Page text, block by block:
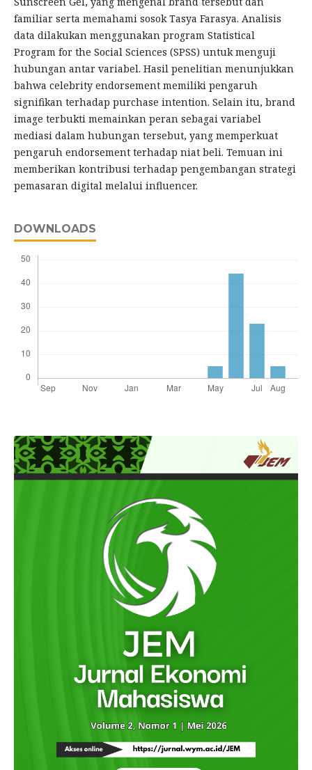
familiar serta memahami sosok Tasya Farasya. Analisis
data dilakukan menggunakan program Statistical
Program for the Social Sciences (SPSS) untuk menguji
hubungan antar variabel. Hasil penelitian menunjukkan
bahwa celebrity endorsement memiliki pengaruh
signifikan terhadap purchase intention. Selain itu, brand
image terbukti memainkan peran sebagai variabel
mediasi dalam hubungan tersebut, yang memperkuat
pengaruh endorsement terhadap niat beli. Temuan ini
memberikan kontribusi terhadap pengembangan strategi
pemasaran digital melalui influencer.
DOWNLOADS